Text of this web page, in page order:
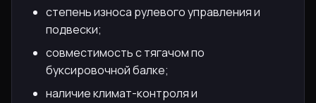
степень износа рулевого управления и
подвески;
совместимость с тягачом по
буксировочной балке;
наличие климат-контроля и